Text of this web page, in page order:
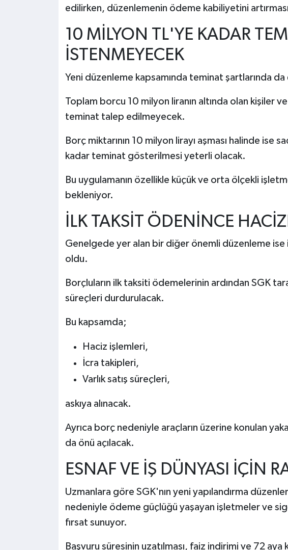
edilirken, düzenlemenin ödeme kabiliyetini
10 MİLYON TL'YE KADAR
İSTENMEYECEK
Yeni düzenleme kapsamında teminat şartlarında da
Toplam borcu 10 milyon liranın altında olan kişiler
teminat talep edilmeyecek.
Borç miktarının 10 milyon lirayı aşması halinde ise
kadar teminat gösterilmesi yeterli olacak.
Bu uygulamanın özellikle küçük ve orta ölçekli
bekleniyor.
İLK TAKSİT ÖDENİNCE
Genelgede yer alan bir diğer önemli düzenleme ise
oldu.
Borçluların ilk taksiti ödemelerinin ardından SGK
süreçleri durdurulacak.
Bu kapsamda;
Haciz işlemleri,
İcra takipleri,
Varlık satış süreçleri,
askıya alınacak.
Ayrıca borç nedeniyle araçların üzerine konulan
da önü açılacak.
ESNAF VE İŞ DÜNYASI İÇİN
Uzmanlara göre SGK'nın yeni yapılandırma
nedeniyle ödeme güçlüğü yaşayan işletmeler ve
fırsat sunuyor.
Başvuru süresinin uzatılması, faiz indirimi ve 72